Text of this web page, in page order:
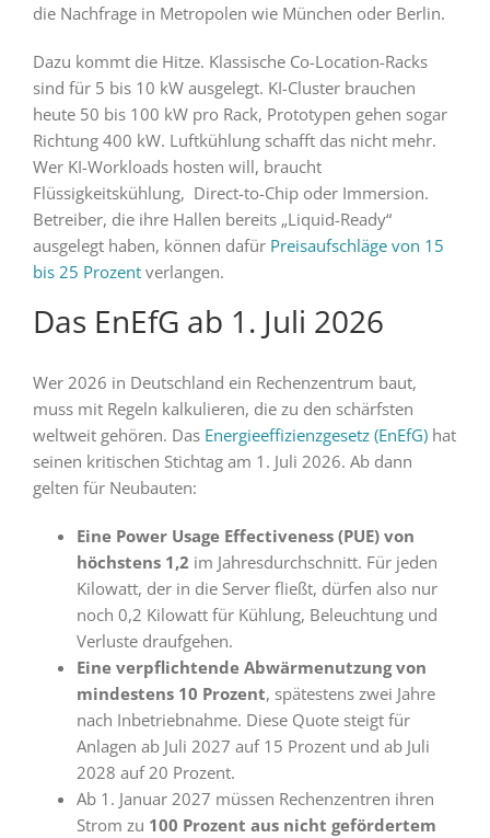
die Nachfrage in Metropolen wie München oder Berlin.
Dazu kommt die Hitze. Klassische Co-Location-Racks
sind für 5 bis 10 kW ausgelegt. KI-Cluster brauchen
heute 50 bis 100 kW pro Rack, Prototypen gehen sogar
Richtung 400 kW. Luftkühlung schafft das nicht mehr.
Wer KI-Workloads hosten will, braucht
Flüssigkeitskühlung, Direct-to-Chip oder Immersion.
Betreiber, die ihre Hallen bereits „Liquid-Ready“
ausgelegt haben, können dafür Preisaufschläge von 15
bis 25 Prozentverlangen.
Das EnEfG ab 1. Juli 2026
Wer 2026 in Deutschland ein Rechenzentrum baut,
muss mit Regeln kalkulieren, die zu den schärfsten
weltweit gehören. Das Energieeffizienzgesetz (EnEfG)hat
seinen kritischen Stichtag am 1. Juli 2026. Ab dann
gelten für Neubauten:
Eine Power Usage Effectiveness (PUE) von
höchstens 1,2 im Jahresdurchschnitt. Für jeden
Kilowatt, der in die Server fließt, dürfen also nur
noch 0,2 Kilowatt für Kühlung, Beleuchtung und
Verluste draufgehen.
Eine verpflichtende Abwärmenutzung von
mindestens 10 Prozent, spätestens zwei Jahre
nach Inbetriebnahme. Diese Quote steigt für
Anlagen ab Juli 2027 auf 15 Prozent und ab Juli
2028 auf 20 Prozent.
Ab 1. Januar 2027 müssen Rechenzentren ihren
Strom zu 100 Prozent aus nicht gefördertem